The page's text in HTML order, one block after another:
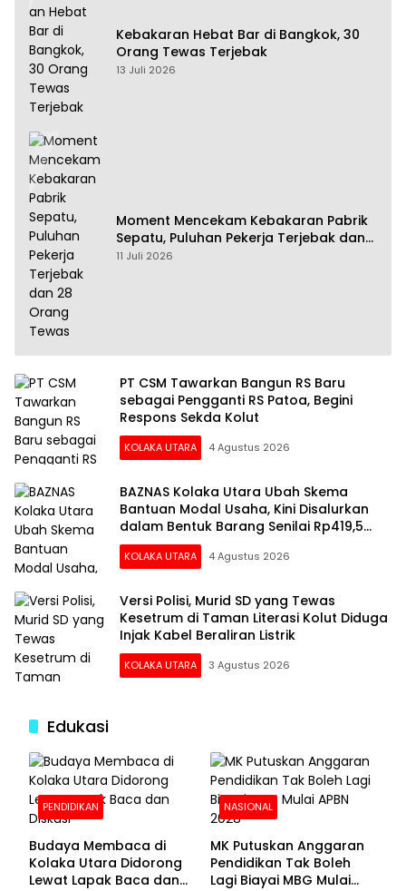
Kebakaran Hebat Bar di Bangkok, 30
Orang Tewas Terjebak
13 Juli 2026
Moment Mencekam Kebakaran Pabrik
Sepatu, Puluhan Pekerja Terjebak dan
28 Orang Tewas
11 Juli 2026
PT CSM Tawarkan Bangun RS Baru
sebagai Pengganti RS Patoa, Begini
Respons Sekda Kolut
KOLAKA UTARA 4 Agustus 2026
BAZNAS Kolaka Utara Ubah Skema
Bantuan Modal Usaha, Kini Disalurkan
dalam Bentuk Barang Senilai Rp419,5
Juta
KOLAKA UTARA 4 Agustus 2026
Versi Polisi, Murid SD yang Tewas
Kesetrum di Taman Literasi Kolut Diduga
Injak Kabel Beraliran Listrik
KOLAKA UTARA 3 Agustus 2026
Edukasi
PENDIDIKAN
Budaya Membaca di
Kolaka Utara Didorong
Lewat Lapak Baca dan
NASIONAL
MK Putuskan Anggaran
Pendidikan Tak Boleh
Lagi Biayai MBG Mulai